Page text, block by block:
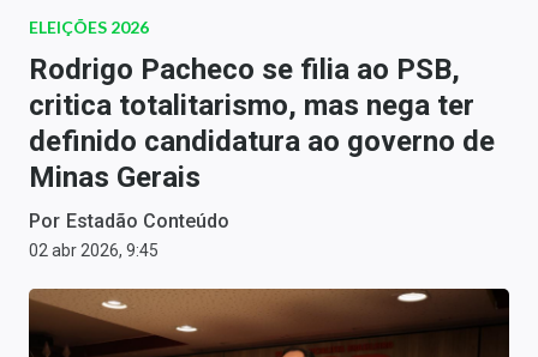
Newsletters
Money Trader
Anuncie
Últimas Notícias
Cotações
ELEIÇÕES 2026
Rodrigo Pacheco se filia ao PSB,
critica totalitarismo, mas nega ter
definido candidatura ao governo de
Minas Gerais
Por Estadão Conteúdo
02 abr 2026, 9:45